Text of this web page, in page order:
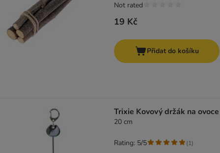
19 Kč
Not rated
Přidat do košíku
Trixie Kovový držák na ovoce
20 cm
Rating: 5/5 (1)